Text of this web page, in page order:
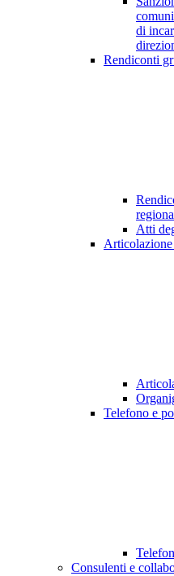
di
Rendiconti
Atti
Telefono e
Consulenti e